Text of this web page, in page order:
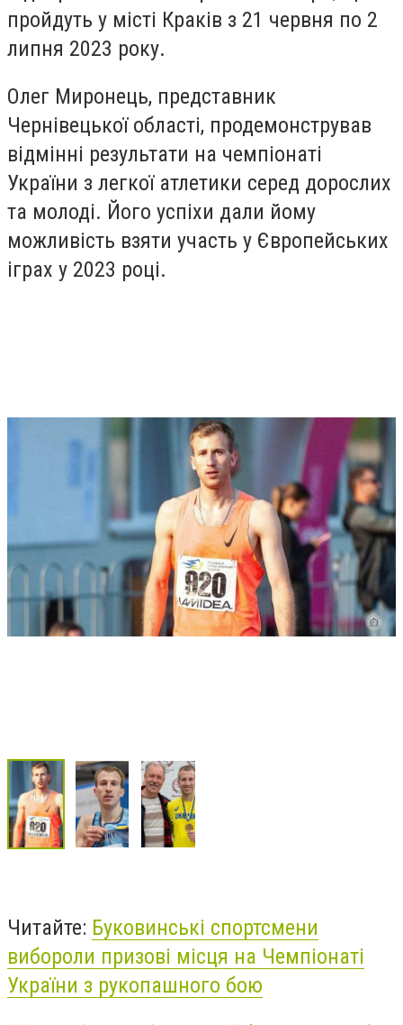
пройдуть у місті Краків з 21 червня по 2
липня 2023 року.
Олег Миронець, представник
Чернівецької області, продемонстрував
відмінні результати на чемпіонаті
України з легкої атлетики серед дорослих
та молоді. Його успіхи дали йому
можливість взяти участь у Європейських
іграх у 2023 році.
Читайте: Буковинські спортсмени
вибороли призові місця на Чемпіонаті
України з рукопашного бою